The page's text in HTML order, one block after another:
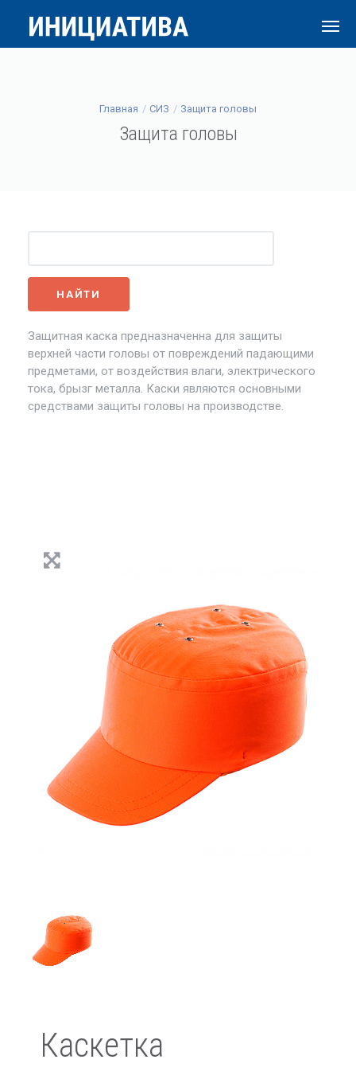
Главная СИЗ Защита головы
Защита головы
Защитная каска предназначенна для защиты
верхней части головы от повреждений падающими
предметами, от воздействия влаги, электрического
тока, брызг металла. Каски являются основными
средствами защиты головы на производстве.
Каскетка